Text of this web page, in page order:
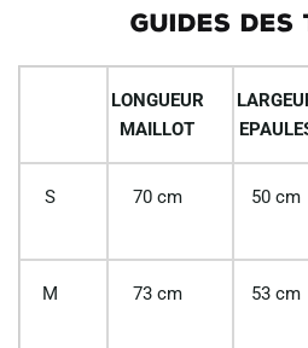
GUIDES DES
LONGUEUR
MAILLOT
S 70 cm 50 cm
M 73 cm 53 cm